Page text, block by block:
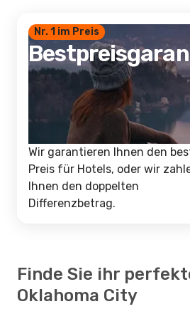
Nr. 1 im Preis
Wir garantieren Ihnen den
Preis für Hotels, oder wir
Ihnen den doppelten
Differenzbetrag.
Finde Sie ihr
Oklahoma City